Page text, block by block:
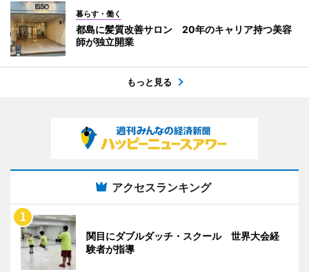
暮らす・働く
都島に髪質改善サロン 20年のキャリア持つ美容
師が独立開業
もっと見る
アクセスランキング
関目にダブルダッチ・スクール 世界大会経
験者が指導